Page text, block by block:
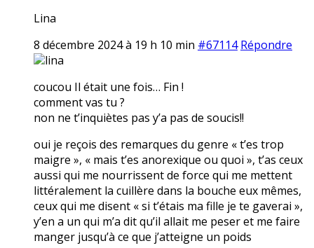
Lina
8 décembre 2024 à 19 h 10 min #67114 Répondre
lina
coucou Il était une fois… Fin !
comment vas tu ?
non ne t’inquiètes pas y’a pas de soucis!!
oui je reçois des remarques du genre « t’es trop
maigre », « mais t’es anorexique ou quoi », t’as ceux
aussi qui me nourrissent de force qui me mettent
littéralement la cuillère dans la bouche eux mêmes,
ceux qui me disent « si t’étais ma fille je te gaverai »,
y’en a un qui m’a dit qu’il allait me peser et me faire
manger jusqu’à ce que j’atteigne un poids